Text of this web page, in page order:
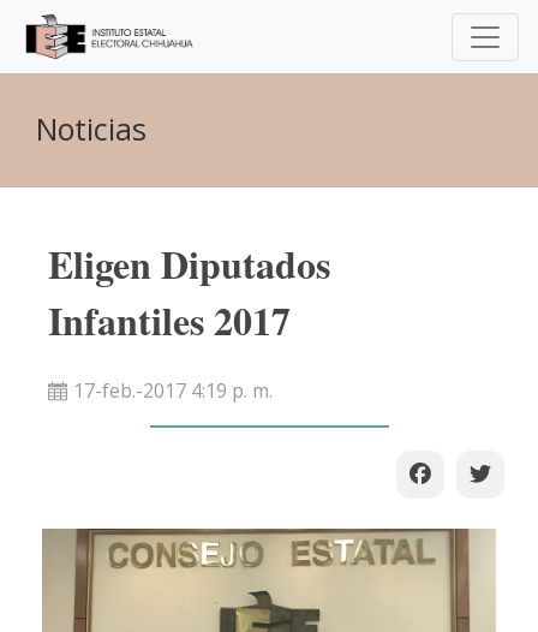
Noticias
Eligen Diputados
Infantiles 2017
17-feb.-2017 4:19 p. m.